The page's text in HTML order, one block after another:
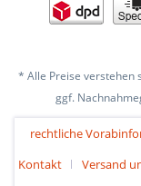
* Alle Preise verstehen
ggf.
rechtliche
Kontakt
Versand